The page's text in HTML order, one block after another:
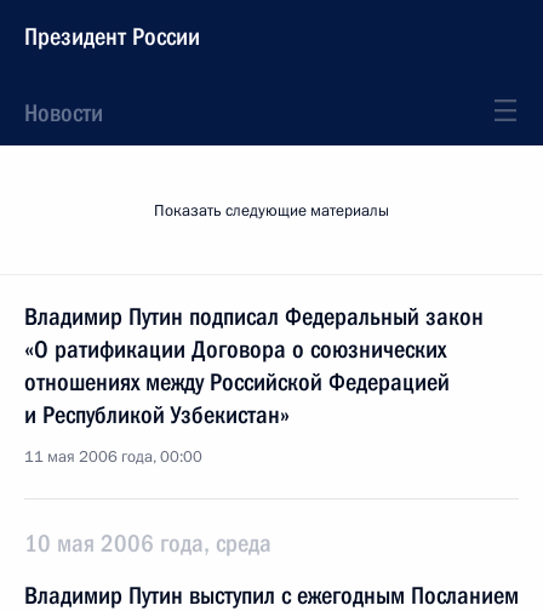
Президент России
Новости
Показать следующие материалы
Владимир Путин подписал Федеральный закон
«О ратификации Договора о союзнических
отношениях между Российской Федерацией
и Республикой Узбекистан»
11 мая 2006 года, 00:00
10 мая 2006 года, среда
Владимир Путин выступил с ежегодным Посланием